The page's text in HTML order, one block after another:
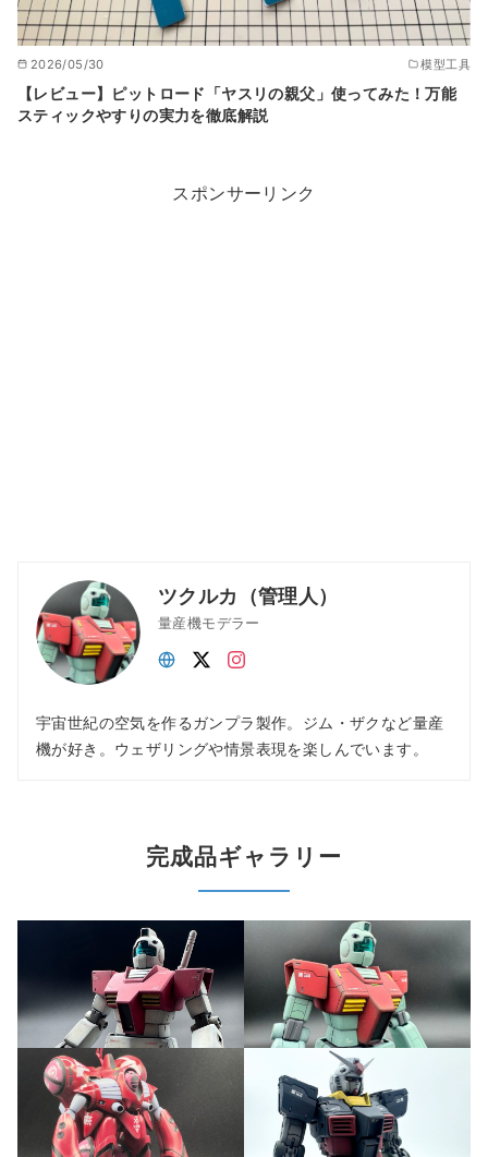
2026/05/30 模型工具
【レビュー】ピットロード「ヤスリの親父」使ってみた！万能
スティックやすりの実力を徹底解説
スポンサーリンク
ツクルカ（管理人）
量産機モデラー
宇宙世紀の空気を作るガンプラ製作。ジム・ザクなど量産
機が好き。ウェザリングや情景表現を楽しんでいます。
完成品ギャラリー